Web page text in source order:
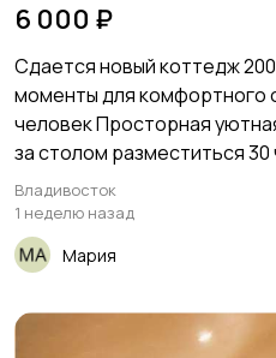
6 000 ₽
Сдается новый коттедж
моменты для комфортного
человек Просторная
за столом разместиться
Владивосток
1 неделю назад
Мария